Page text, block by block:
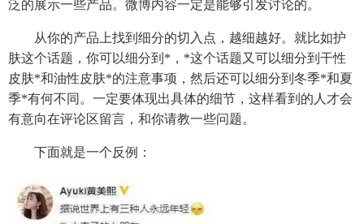
泛的展示一些产品。微博内容一定是能够引发讨论的。
从你的产品上找到细分的切入点，越细越好。就比如护
肤这个话题，你可以细分到*，*这个话题又可以细分到干性
皮肤*和油性皮肤*的注意事项，然后还可以细分到冬季*和夏
季*有何不同。一定要体现出具体的细节，这样看到的人才会
有意向在评论区留言，和你请教一些问题。
下面就是一个反例：